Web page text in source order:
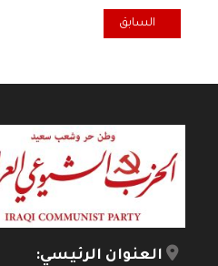
المقال السابق: من سيرة حياة
السابق
العنوان الرئيسي: